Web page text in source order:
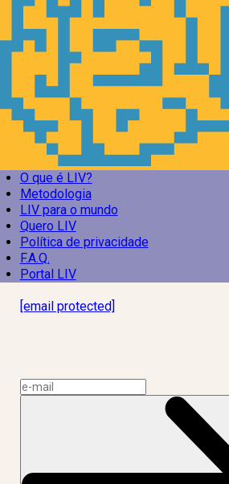
O que é LIV?
Metodologia
LIV para o mundo
Quero LIV
Política de privacidade
F.A.Q.
Portal LIV
[email protected]